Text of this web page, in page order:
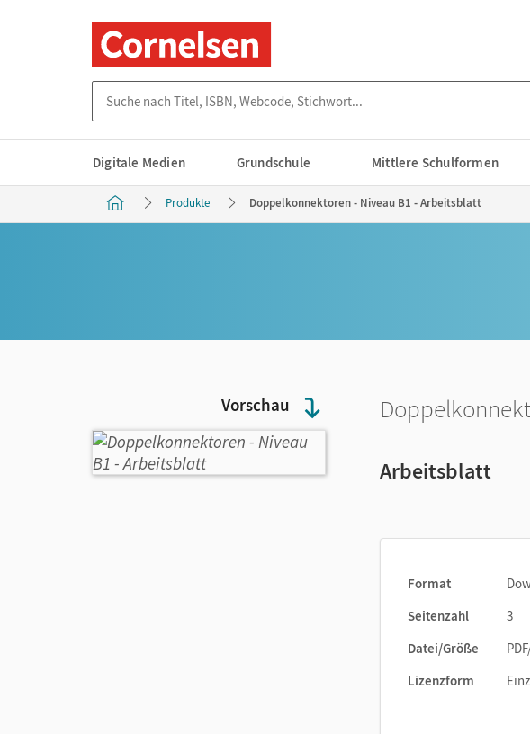
Digitale Medien Grundschule Mittlere Schulformen
Produkte Doppelkonnektoren - Niveau B1 - Arbeitsblatt
Vorschau
Arbeitsblatt
Format
Seitenzahl
3
Datei/Größe
Lizenzform